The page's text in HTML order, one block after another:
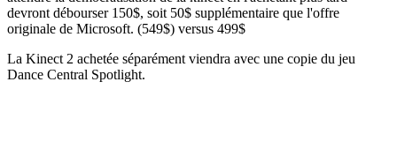
devront débourser 150$, soit 50$ supplémentaire que l'offre
originale de Microsoft. (549$) versus 499$
La Kinect 2 achetée séparément viendra avec une copie du jeu
Dance Central Spotlight.